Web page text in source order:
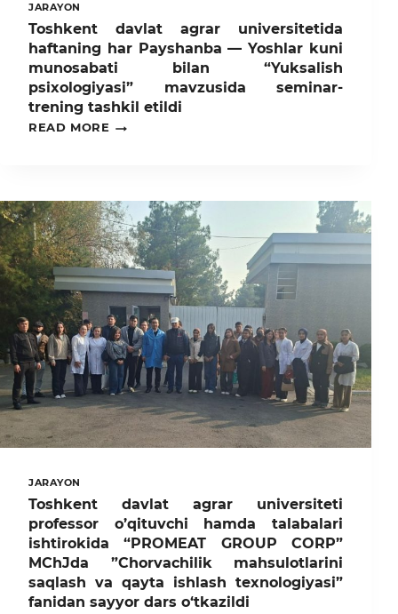
JARAYON
Toshkent davlat agrar universitetida
haftaning har Payshanba — Yoshlar kuni
munosabati bilan “Yuksalish
psixologiyasi” mavzusida seminar-
trening tashkil etildi
READ MORE
TOSHKENT
HAR
PAYSHANBA
—
YOSHLAR
KUNI
MUNOSABATI
BILAN
“YUKSALISH
PSIXOLOGIYASI”
MAVZUSIDA
SEMINAR-
TRENING
TASHKIL
ETILDI
JARAYON
Toshkent davlat agrar universiteti
professor o’qituvchi hamda talabalari
ishtirokida “PROMEAT GROUP CORP”
MChJda ”Chorvachilik mahsulotlarini
saqlash va qayta ishlash texnologiyasi”
fanidan sayyor dars o‘tkazildi